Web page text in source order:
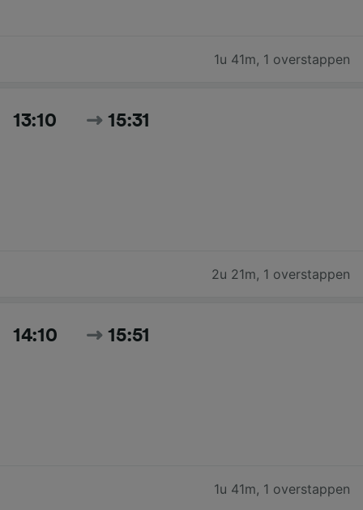
1u 41m, 1 overstappen
13:10 15:31
2u 21m, 1 overstappen
14:10 15:51
1u 41m, 1 overstappen